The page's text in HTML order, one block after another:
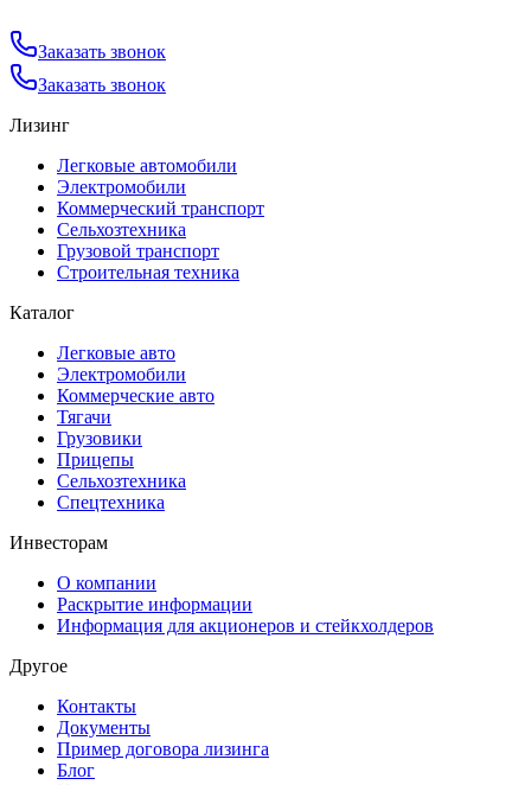
Заказать звонок
Заказать звонок
Лизинг
Легковые автомобили
Электромобили
Коммерческий транспорт
Сельхозтехника
Грузовой транспорт
Строительная техника
Каталог
Легковые авто
Электромобили
Коммерческие авто
Тягачи
Грузовики
Прицепы
Сельхозтехника
Спецтехника
Инвесторам
О компании
Раскрытие информации
Информация для акционеров и стейкхолдеров
Другое
Контакты
Документы
Пример договора лизинга
Блог